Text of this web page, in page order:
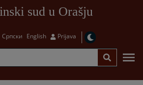
sud u Orašju
Српски English Prijava